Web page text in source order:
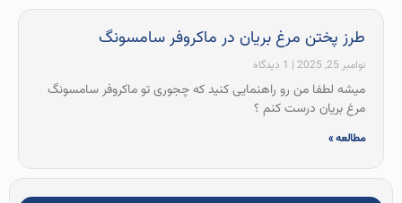
طرز پختن مرغ بریان در ماکروفر سامسونگ
نوامبر 25, 2025
میشه لطفا من رو راهنمایی کنید که چجوری تو ماکروفر سامسونگ
مرغ بریان درست کنم ؟
مطالعه »